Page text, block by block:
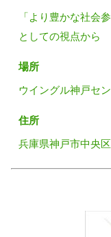
「より豊かな社会
としての視点から
場所
ウイングル神戸セ
住所
兵庫県神戸市中央